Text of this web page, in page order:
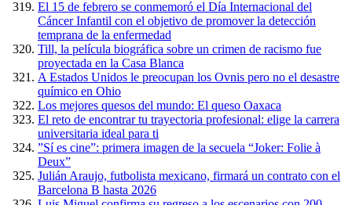
El 15 de febrero se conmemoró el Día Internacional del
Cáncer Infantil con el objetivo de promover la detección
temprana de la enfermedad
Till, la película biográfica sobre un crimen de racismo fue
proyectada en la Casa Blanca
A Estados Unidos le preocupan los Ovnis pero no el desastre
químico en Ohio
Los mejores quesos del mundo: El queso Oaxaca
El reto de encontrar tu trayectoria profesional: elige la carrera
universitaria ideal para ti
”Sí es cine”: primera imagen de la secuela “Joker: Folie à
Deux”
Julián Araujo, futbolista mexicano, firmará un contrato con el
Barcelona B hasta 2026